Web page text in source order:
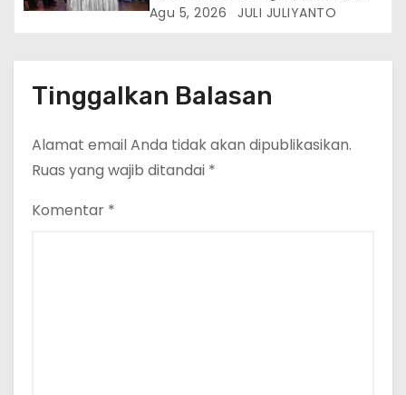
Masa Depan Lebih Hijau
Agu 5, 2026 JULI JULIYANTO
Tinggalkan Balasan
Alamat email Anda tidak akan dipublikasikan.
Ruas yang wajib ditandai *
Komentar *